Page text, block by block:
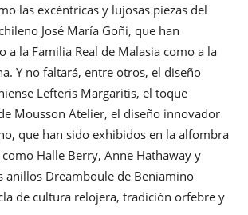
las excéntricas y lujosas piezas del
José María Goñi, que han
a la Familia Real de Malasia como a la
Y no faltará, entre otros, el diseño
Lefteris Margaritis, el toque
Mousson Atelier, el diseño innovador
que han sido exhibidos en la alfombra
Halle Berry, Anne Hathaway y
anillos Dreamboule de Beniamino
de cultura relojera, tradición orfebre y